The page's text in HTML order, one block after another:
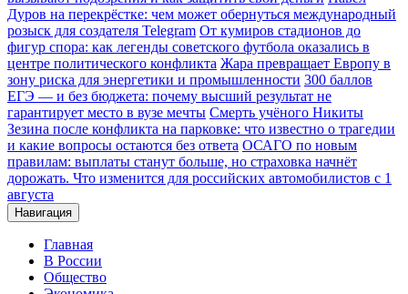
Дуров на перекрёстке: чем может обернуться международный
розыск для создателя Telegram От кумиров стадионов до
фигур спора: как легенды советского футбола оказались в
центре политического конфликта Жара превращает Европу в
зону риска для энергетики и промышленности 300 баллов
ЕГЭ — и без бюджета: почему высший результат не
гарантирует место в вузе мечты Смерть учёного Никиты
Зезина после конфликта на парковке: что известно о трагедии
и какие вопросы остаются без ответа ОСАГО по новым
правилам: выплаты станут больше, но страховка начнёт
дорожать. Что изменится для российских автомобилистов с 1
августа
Навигация
Главная
В России
Общество